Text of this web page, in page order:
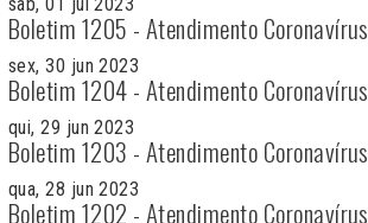
Boletim 1205 - Atendimento Coronavírus
sex, 30 jun 2023
Boletim 1204 - Atendimento Coronavírus
qui, 29 jun 2023
Boletim 1203 - Atendimento Coronavírus
qua, 28 jun 2023
Boletim 1202 - Atendimento Coronavírus